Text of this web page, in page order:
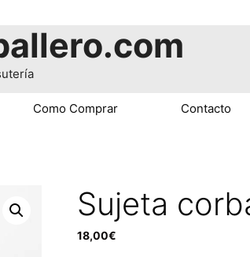
Como Comprar Contacto
Sujeta
18,00€